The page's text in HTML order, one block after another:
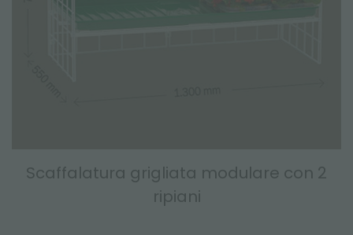
Scaffalatura grigliata modulare con 2
ripiani